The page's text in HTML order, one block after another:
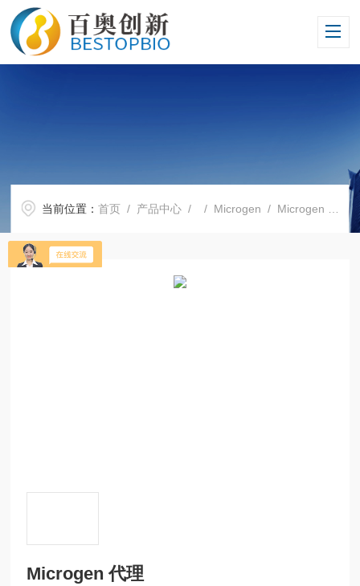
当前位置：首页 / 产品中心 / / Microgen / Microgen 代理
Microgen 代理